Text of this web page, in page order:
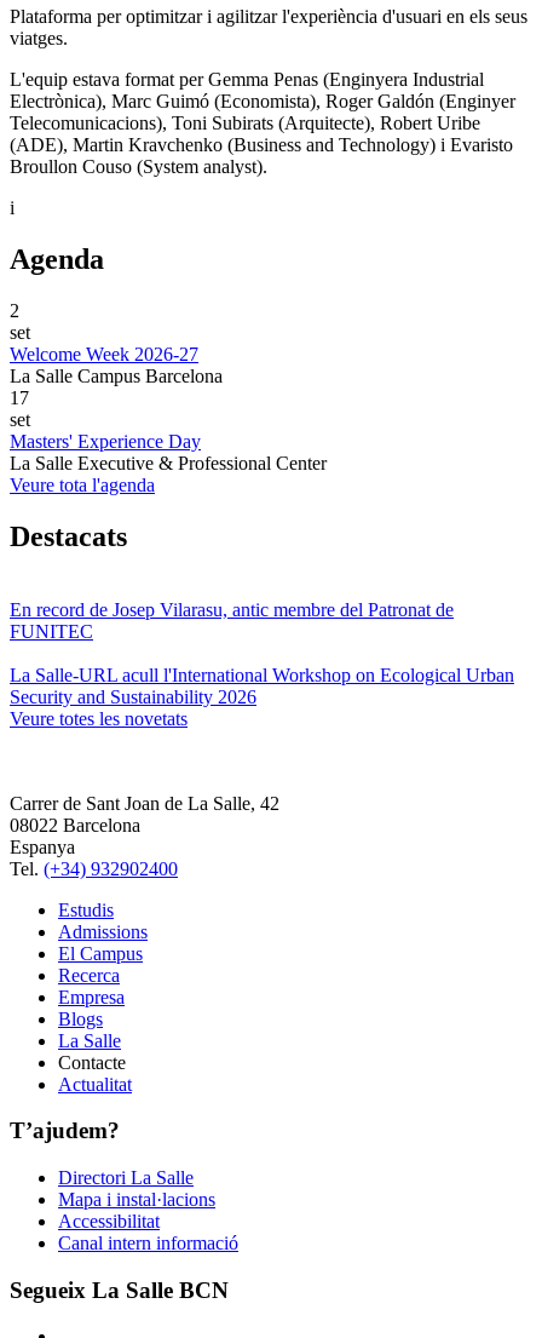
Plataforma per optimitzar i agilitzar l'experiència d'usuari en els seus
viatges.
L'equip estava format per Gemma Penas (Enginyera Industrial
Electrònica), Marc Guimó (Economista), Roger Galdón (Enginyer
Telecomunicacions), Toni Subirats (Arquitecte), Robert Uribe
(ADE), Martin Kravchenko (Business and Technology) i Evaristo
Broullon Couso (System analyst).
i
Agenda
2
set
Welcome Week 2026-27
La Salle Campus Barcelona
17
set
Masters' Experience Day
La Salle Executive & Professional Center
Veure tota l'agenda
Destacats
En record de Josep Vilarasu, antic membre del Patronat de
FUNITEC
La Salle-URL acull l'International Workshop on Ecological Urban
Security and Sustainability 2026
Veure totes les novetats
Carrer de Sant Joan de La Salle, 42
08022 Barcelona
Espanya
Tel. (+34) 932902400
Estudis
Admissions
El Campus
Recerca
Empresa
Blogs
La Salle
Contacte
Actualitat
T’ajudem?
Directori La Salle
Mapa i instal·lacions
Accessibilitat
Canal intern informació
Segueix La Salle BCN